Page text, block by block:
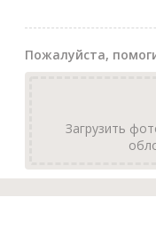
Пожалуйста,
Загрузить